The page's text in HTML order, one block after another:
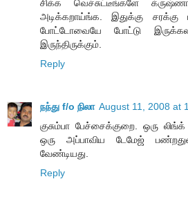
சிக்க வெச்சுட்டீங்களே
அடிக்கறாய்ங்க. இதுக்கு
போட்டோவையே போட்டு
இருந்திருக்கும்.
Reply
நந்து f/o நிலா August 11, 2008 at
குசும்பா பேச்சைக்குறை. ஒரு
ஒரு அப்பாவிய டேமேஜ்
வேண்டியது.
Reply